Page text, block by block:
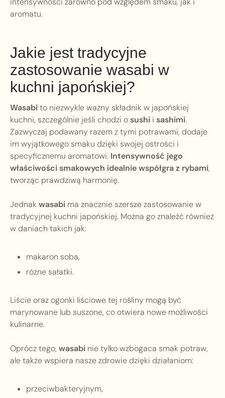
aromatu.
Jakie jest tradycyjne
zastosowanie wasabi w
kuchni japońskiej?
Wasabito niezwykle ważny składnik w japońskiej
kuchni, szczególnie jeśli chodzi osushi i sashimi.
Zazwyczaj podawany razem z tymi potrawami, dodaje
im wyjątkowego smaku dzięki swojej ostrości i
specyficznemu aromatowi. Intensywność jego
właściwości smakowych idealnie współgra z rybami,
tworząc prawdziwą harmonię.
Jednak wasabi ma znacznie szersze zastosowanie w
tradycyjnej kuchni japońskiej. Można go znaleźć również
w daniach takich jak:
makaron soba,
różne sałatki.
Liście oraz ogonki liściowe tej rośliny mogą być
marynowane lub suszone, co otwiera nowe możliwości
kulinarne.
Oprócz tego, wasabi nie tylko wzbogaca smak potraw,
ale także wspiera nasze zdrowie dzięki działaniom:
przeciwbakteryjnym,